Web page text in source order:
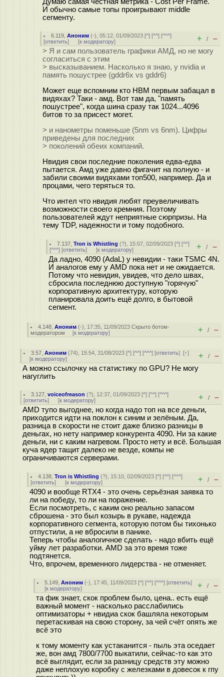
И обычно самые топы проигрывают middle
сегменту.
6.119 ,Аноним (-), 05:12, 01/09/2023 [^] [^^] [^^^]
[ответить] [к модератору] + / –
> Я и сам пользователь графики АМД, но не могу
согласиться с этим
> высказыванием. Насколько я знаю, у nvidia и
память пошустрее (gddr6x vs gddr6)
Может еще вспомним кто HBM первым забацал в
видяхах? Таки - амд. Вот там да, "память
пошустрее", когда шина сразу так 1024...4096
битов то за присест могет.
> и нанометры поменьше (5nm vs 6nm). Цифры
приведены для последних
> поколений обеих компаний.
Нвидия свои последние поколения едва-едва
пытается. Амд уже давно фигачит на полную - и
забили своими видяхами топ500, например. Да и
процами, чего теряться то.
Что интел что нвидия любят преувеличивать
возможности своего кремния. Поэтому
пользователей ждут неприятные сюрпризы. На
тему TDP, надежности и тому подобного.
7.137 ,Tron is Whistling (?), 15:07, 02/09/2023 [^] [^^]
[^^^] [ответить] [к модератору] + / –
Да ладно, 4090 (AdaL) у невидии - таки TSMC 4N.
И аналогов ему у AMD пока нет и не ожидается.
Потому что невидия, увидев, что дело швах,
сбросила последнюю доступную "горячую"
корпоративную архитектуру, которую
планировала доить ещё долго, в бытовой
сегмент.
4.148 ,Аноним (-), 17:35, 11/09/2023Скрыто ботом-
модератором [к модератору] + / –
3.57 ,Аноним (74), 15:54, 31/08/2023 [^] [^^] [^^^] [ответить][↑]
[к модератору] + / –
А можно ссылочку на статистику по GPU? Не могу
нагуглить
3.127 ,voiceofreason (?), 12:37, 01/09/2023 [^] [^^] [^^^]
[ответить] [к модератору] + / –
AMD тупо выгоднее, но когда надо топ на все деньги,
приходится идти на поклон к синим и зелёным. Да,
разница в скорости не стоит даже близко разницы в
деньгах, но нету например конкурента 4090. Ни за какие
деньги, ни с каким нагревом. Просто нету и всё. Большая
куча ядер тащит далеко не везде, компы не
ограничиваются серверами.
4.138 ,Tron is Whistling (?), 15:10, 02/09/2023 [^] [^^] [^^^]
[ответить] [к модератору] + / –
4090 и вообще RTX4 - это очень серьёзная заявка то
ли на победу, то ли на поражение.
Если посмотреть, с каким оно реально запасом
сброшена - это был козырь в рукаве, надежда
корпоративного сегмента, которую потом бы тихонько
отпустили, а не вбросили в панике.
Теперь чтобы аналогичное сделать - надо вбить ещё
уйму лет разработки. AMD за это время тоже
подтянется.
Что, впрочем, временного лидерства - не отменяет.
5.149 ,Аноним (-), 17:45, 11/09/2023 [^] [^^] [^^^] [ответить]
[к модератору] + / –
та фик знает, скок проблем было, цена.. есть ещё
важный момент - насколько расслабились
оптимизаторы + нвидиа скок башляла некоторым
перетаскивая на свою сторону, за чей счёт опять же
всё это
к тому моменту как устаканится - пыль эта оседает
же, вон амд 7800/7700 выкатили, сейчас-то как это
всё выглядит, если за разницу средств эту можно
даже неплохую коробку с железками в довесок к гпу